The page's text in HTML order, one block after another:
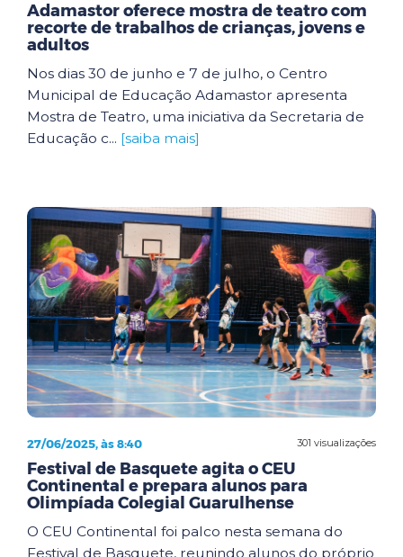
Adamastor oferece mostra de teatro com
recorte de trabalhos de crianças, jovens e
adultos
Nos dias 30 de junho e 7 de julho, o Centro
Municipal de Educação Adamastor apresenta
Mostra de Teatro, uma iniciativa da Secretaria de
Educação c... [saiba mais]
301 visualizações
27/06/2025, às 8:40
Festival de Basquete agita o CEU
Continental e prepara alunos para
Olimpíada Colegial Guarulhense
O CEU Continental foi palco nesta semana do
Festival de Basquete, reunindo alunos do próprio